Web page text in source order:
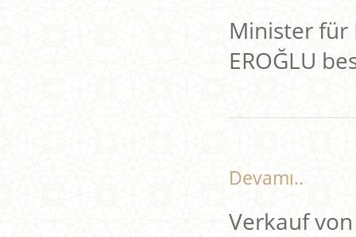
Minister für
EROĞLU
Devamı..
Verkauf